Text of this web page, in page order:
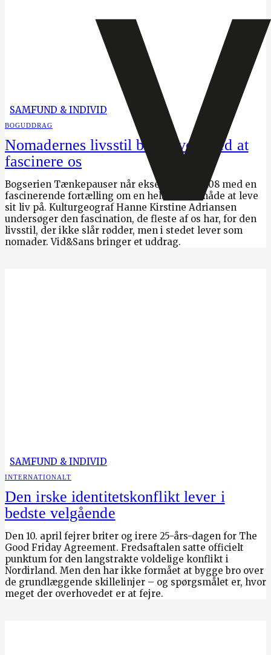
SAMFUND & INDIVID
BOGUDDRAG
Nomadernes livsstil bliver ved med at
fascinere os
Bogserien Tænkepauser når eksemplar nr. 108 med en
fascinerende fortælling om en helt anden måde at leve
sit liv på. Kulturgeograf Hanne Kirstine Adriansen
undersøger den fascination, de fleste af os har, for den
livsstil, der ikke slår rødder, men i stedet lever som
nomader. Vid&Sans bringer et uddrag.
SAMFUND & INDIVID
INTERNATIONALT
Den irske identitetskonflikt lever i
bedste velgående
Den 10. april fejrer briter og irere 25-års-dagen for The
Good Friday Agreement. Fredsaftalen satte officielt
punktum for den langstrakte voldelige konflikt i
Nordirland. Men den har ikke formået at bygge bro over
de grundlæggende skillelinjer – og spørgsmålet er, hvor
meget der overhovedet er at fejre.